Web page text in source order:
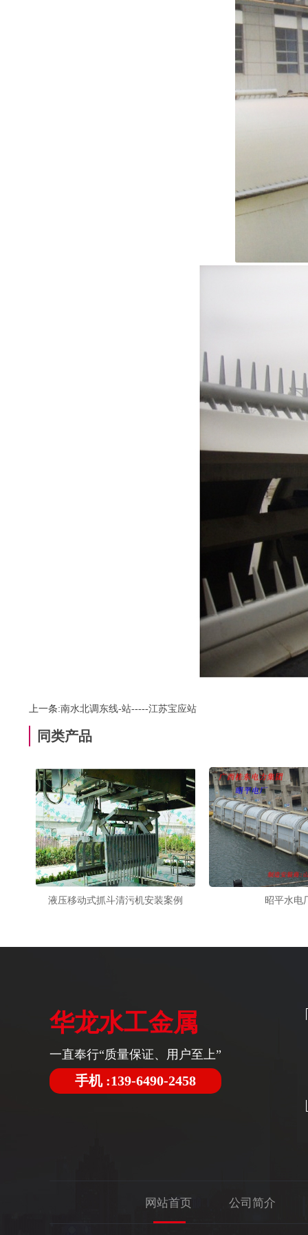
上一条:南水北调东线-站-----江苏宝应站
同类产品
液压移动式抓斗清污机安装案例 昭平水电
华龙水工金属
一直奉行“质量保证、用户至上”
手机 :139-6490-2458
网站首页 公司简介